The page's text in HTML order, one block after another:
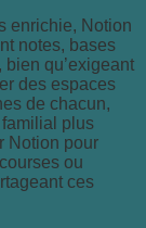
enrichie, Notion
notes, bases
qu’exigeant
des espaces
de chacun,
familial plus
Notion pour
ou
ces